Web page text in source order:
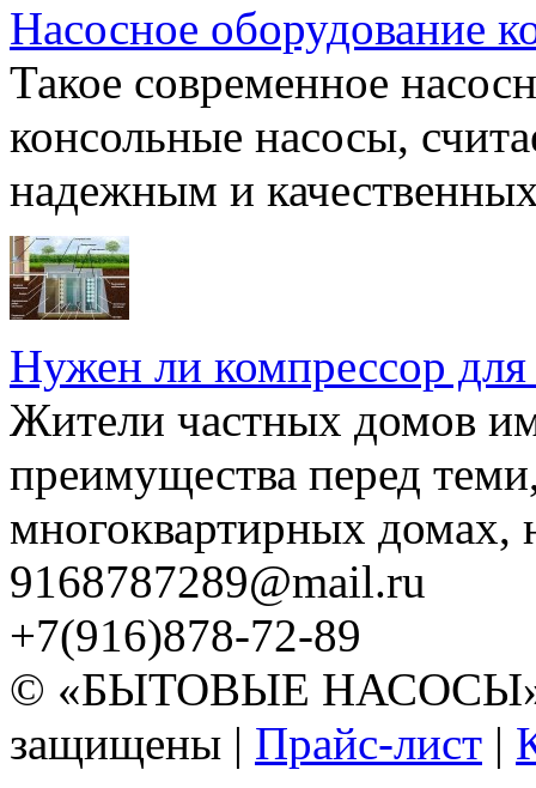
Насосное оборудование
Такое современное
консольные насосы,
надежным и
Нужен ли компрессор для
Жители частных домов
преимущества перед
многоквартирных домах,
9168787289@mail.ru
+7(916)878-72-89
© «БЫТОВЫЕ НАСОСЫ»
защищены | Прайс-лист |